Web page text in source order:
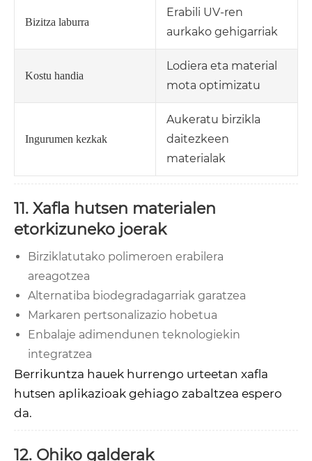
Bizitza laburra
Erabili UV-ren
aurkako gehigarriak
Kostu handia
Lodiera eta material
mota optimizatu
Ingurumen kezkak
Aukeratu birzikla
daitezkeen
materialak
11. Xafla hutsen materialen
etorkizuneko joerak
Birziklatutako polimeroen erabilera
areagotzea
Alternatiba biodegradagarriak garatzea
Markaren pertsonalizazio hobetua
Enbalaje adimendunen teknologiekin
integratzea
Berrikuntza hauek hurrengo urteetan xafla
hutsen aplikazioak gehiago zabaltzea espero
da.
12. Ohiko galderak